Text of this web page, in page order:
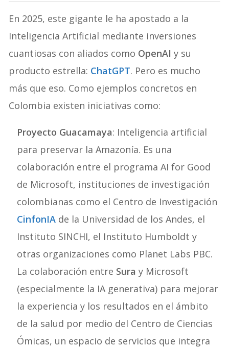
En 2025, este gigante le ha apostado a la
Inteligencia Artificial mediante inversiones
cuantiosas con aliados como OpenAIy su
producto estrella: ChatGPT. Pero es mucho
más que eso. Como ejemplos concretos en
Colombia existen iniciativas como:
Proyecto Guacamaya: Inteligencia artificial
para preservar la Amazonía. Es una
colaboración entre el programa AI for Good
de Microsoft, instituciones de investigación
colombianas como el Centro de Investigación
CinfonIA de la Universidad de los Andes, el
Instituto SINCHI, el Instituto Humboldt y
otras organizaciones como Planet Labs PBC.
La colaboración entre Sura y Microsoft
(especialmente la IA generativa) para mejorar
la experiencia y los resultados en el ámbito
de la salud por medio del Centro de Ciencias
Ómicas, un espacio de servicios que integra